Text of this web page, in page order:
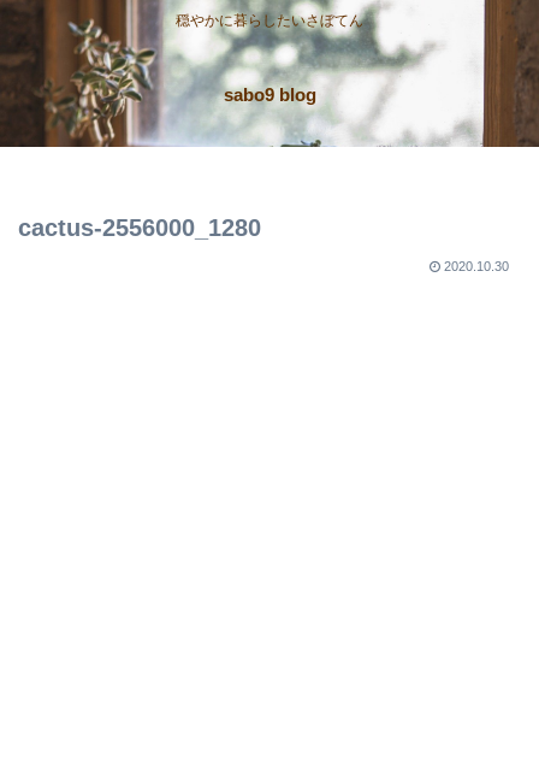
穏やかに暮らしたいさぼてん
sabo9 blog
cactus-2556000_1280
2020.10.30